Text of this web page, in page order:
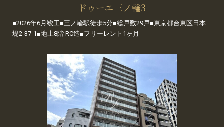
ドゥーエ三ノ輪3
■2026年6月竣工■三ノ輪駅徒歩5分■総戸数29戸■東京都台東区日本
堤2-37-1■地上8階 RC造■フリーレント1ヶ月